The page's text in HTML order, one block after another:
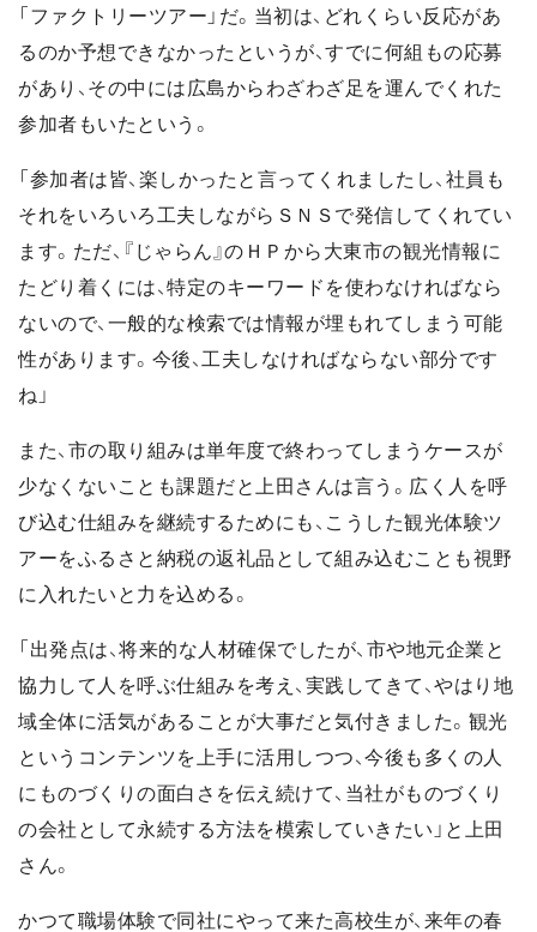
「ファクトリーツアー」だ。当初は、どれくらい反応があ
るのか予想できなかったというが、すでに何組もの応募
があり、その中には広島からわざわざ足を運んでくれた
参加者もいたという。
「参加者は皆、楽しかったと言ってくれましたし、社員も
それをいろいろ工夫しながらＳＮＳで発信してくれてい
ます。ただ、『じゃらん』のＨＰから大東市の観光情報に
たどり着くには、特定のキーワードを使わなければなら
ないので、一般的な検索では情報が埋もれてしまう可能
性があります。今後、工夫しなければならない部分です
ね」
また、市の取り組みは単年度で終わってしまうケースが
少なくないことも課題だと上田さんは言う。広く人を呼
び込む仕組みを継続するためにも、こうした観光体験ツ
アーをふるさと納税の返礼品として組み込むことも視野
に入れたいと力を込める。
「出発点は、将来的な人材確保でしたが、市や地元企業と
協力して人を呼ぶ仕組みを考え、実践してきて、やはり地
域全体に活気があることが大事だと気付きました。観光
というコンテンツを上手に活用しつつ、今後も多くの人
にものづくりの面白さを伝え続けて、当社がものづくり
の会社として永続する方法を模索していきたい」と上田
さん。
かつて職場体験で同社にやって来た高校生が、来年の春